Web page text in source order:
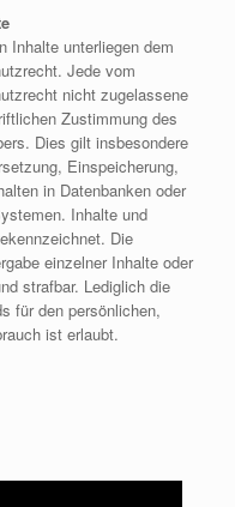
Inhalte unterliegen dem
Jede vom
nicht zugelassene
Zustimmung des
Dies gilt insbesondere
Einspeicherung,
in Datenbanken oder
Inhalte und
Die
einzelner Inhalte oder
strafbar. Lediglich die
für den persönlichen,
ist erlaubt.